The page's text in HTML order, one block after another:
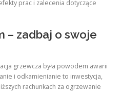
prac i zalecenia dotyczące
– zadbaj o swoje
grzewcza była powodem awarii
i odkamienianie to inwestycja,
rachunkach za ogrzewanie